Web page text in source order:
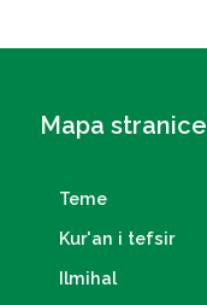
Mapa stranice
Teme
Kur'an i tefsir
Ilmihal